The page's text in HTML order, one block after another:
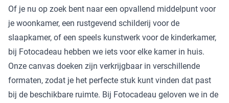
Of je nu op zoek bent naar een opvallend middelpunt voor
je woonkamer, een rustgevend schilderij voor de
slaapkamer, of een speels kunstwerk voor de kinderkamer,
bij Fotocadeau hebben we iets voor elke kamer in huis.
Onze canvas doeken zijn verkrijgbaar in verschillende
formaten, zodat je het perfecte stuk kunt vinden dat past
bij de beschikbare ruimte. Bij Fotocadeau geloven we in de